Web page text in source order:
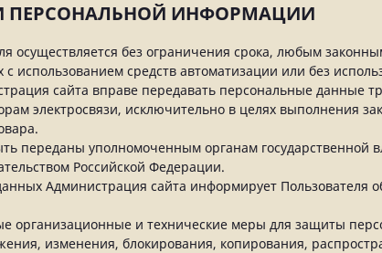
ПЕРСОНАЛЬНОЙ ИНФОРМАЦИИ
осуществляется без ограничения срока, любым
средств автоматизации или без
сайта вправе передавать персональные данные
электросвязи, исключительно в целях выполнения
переданы уполномоченным органам государственной
Российской Федерации.
Администрация сайта информирует Пользователя
организационные и технические меры для защиты
изменения, блокирования, копирования,